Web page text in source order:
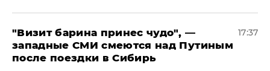
"Визит барина принес чудо", —
западные СМИ смеются над Путиным
после поездки в Сибирь
17:37